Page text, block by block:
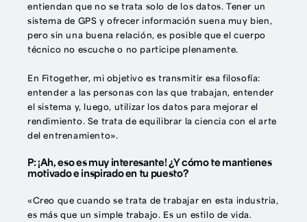
entiendan que no se trata solo de los datos. Tener un
sistema de GPS y ofrecer información suena muy bien,
pero sin una buena relación, es posible que el cuerpo
técnico no escuche o no participe plenamente.
En Fitogether, mi objetivo es transmitir esa filosofía:
entender a las personas con las que trabajan, entender
el sistema y, luego, utilizar los datos para mejorar el
rendimiento. Se trata de equilibrar la ciencia con el arte
del entrenamiento».
P: ¡Ah, eso es muy interesante! ¿Y cómo te mantienes
motivado e inspirado en tu puesto?
«Creo que cuando se trata de trabajar en esta industria,
es más que un simple trabajo. Es un estilo de vida.